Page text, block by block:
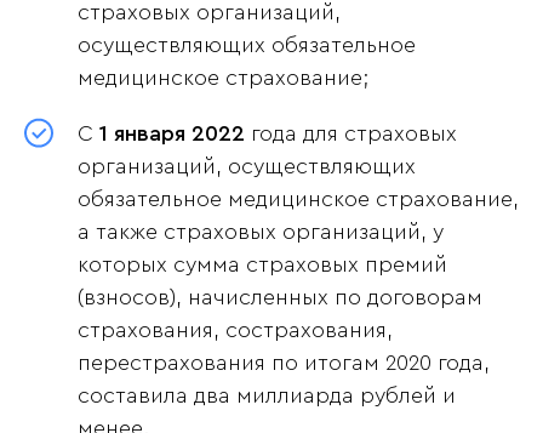
страховых организаций,
осуществляющих обязательное
медицинское страхование;
С 1 января 2022 года для страховых
организаций, осуществляющих
обязательное медицинское страхование,
а также страховых организаций, у
которых сумма страховых премий
(взносов), начисленных по договорам
страхования, сострахования,
перестрахования по итогам 2020 года,
составила два миллиарда рублей и
менее.